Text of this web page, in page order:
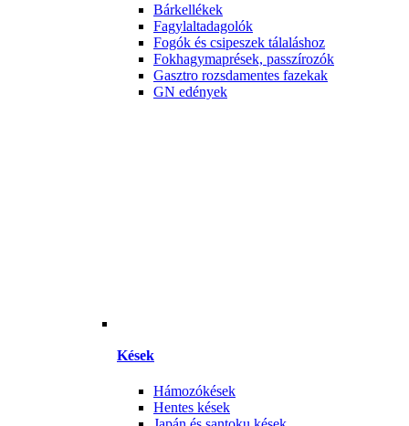
Bárkellékek
Fagylaltadagolók
Fogók és csipeszek tálaláshoz
Fokhagymaprések, passzírozók
Gasztro rozsdamentes fazekak
GN edények
Kések
Hámozókések
Hentes kések